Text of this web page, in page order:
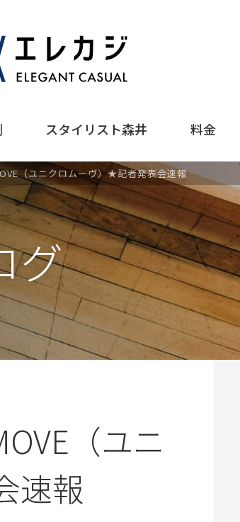
スタイリスト森井 料金
グ
（ユニクロムーヴ）★記者発表会速報
（ユニ
速報